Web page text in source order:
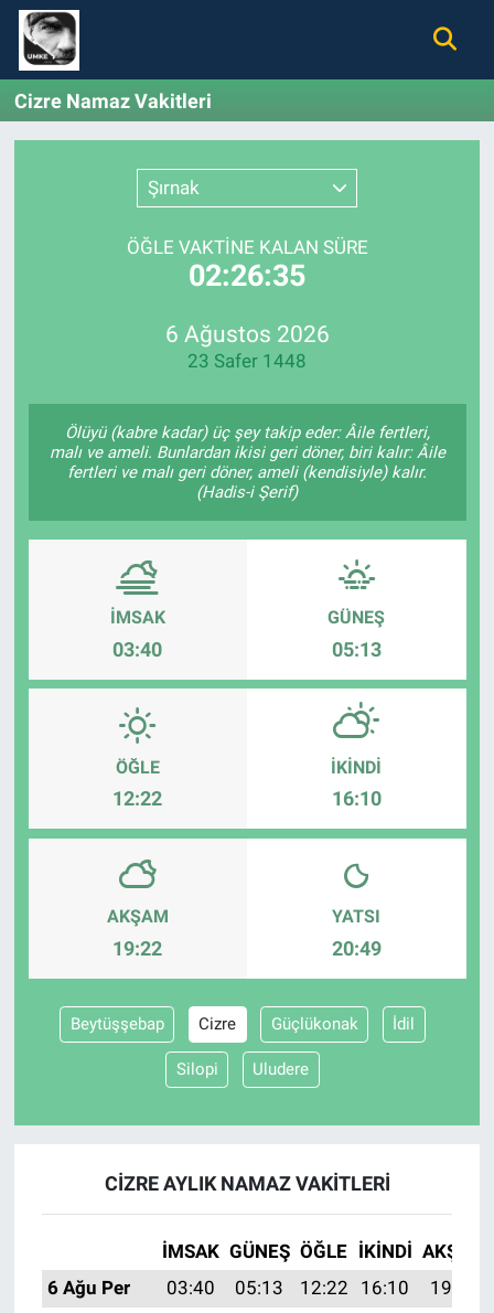
Cizre Namaz Vakitleri
Şırnak
ÖĞLE VAKTİNE KALAN SÜRE
02:26:35
6 Ağustos 2026
23 Safer 1448
Ölüyü (kabre kadar) üç şey takip eder: Âile fertleri,
malı ve ameli. Bunlardan ikisi geri döner, biri kalır: Âile
fertleri ve malı geri döner, ameli (kendisiyle) kalır.
(Hadis-i Şerif)
İMSAK
03:40
GÜNEŞ
05:13
ÖĞLE
12:22
İKINDI
16:10
AKŞAM
19:22
YATSI
20:49
Beytüşşebap Cizre Güçlükonak İdil
Silopi Uludere
CIZRE AYLIK NAMAZ VAKITLERI
İMSAK GÜNEŞ ÖĞLE İKINDI AKŞAM
6 Ağu Per
03:40 05:13 12:22 16:10
19:22
Gündem
Ekonomi
Magazin
Künye
Nöbetçi Eczaneler
Hava Durumu
Namaz Vakitleri
Trafik Durumu
Son Dakika Haberleri
Haber Arşivi